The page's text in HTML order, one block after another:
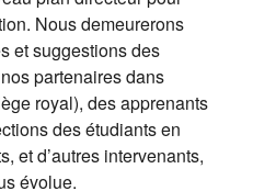
Nous demeurerons
et suggestions des
partenaires dans
royal), des apprenants
des étudiants en
et d’autres intervenants,
évolue.